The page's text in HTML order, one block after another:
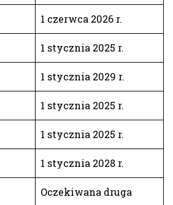
1 czerwca 2026 r.
1 stycznia 2025 r.
1 stycznia 2029 r.
1 stycznia 2025 r.
1 stycznia 2025 r.
1 stycznia 2028 r.
Oczekiwana druga